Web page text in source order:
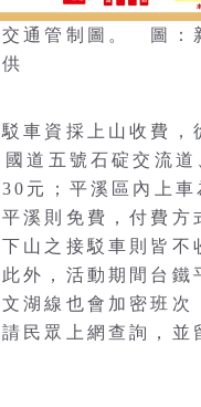
通管制圖。 圖：
車資採上山收費，
道五號石碇交流道
元；平溪區內上車
溪則免費，付費方
山之接駁車則皆不
外，活動期間台鐵
湖線也會加密班次
民眾上網查詢，並